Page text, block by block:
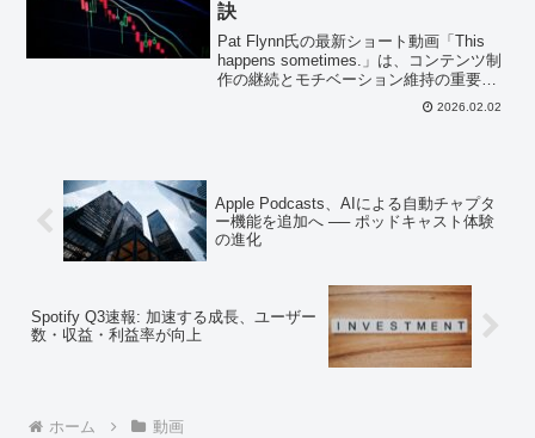
訣
Pat Flynn氏の最新ショート動画「This
happens sometimes.」は、コンテンツ制
作の継続とモチベーション維持の重要性
を訴えかけます。ポッドキャスト・音声
配信クリエイター必見の、心に響くメッ
2026.02.02
Apple Podcasts、AIによる自動チャプタ
ー機能を追加へ ── ポッドキャスト体験
の進化
Spotify Q3速報: 加速する成長、ユーザー
数・収益・利益率が向上
ホーム 動画